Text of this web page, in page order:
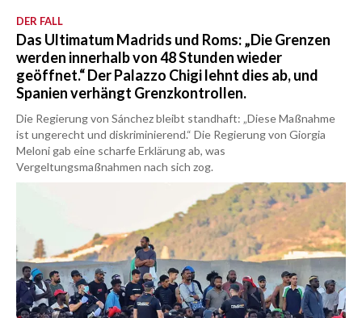
DER FALL
Das Ultimatum Madrids und Roms: „Die Grenzen
werden innerhalb von 48 Stunden wieder
geöffnet.“ Der Palazzo Chigi lehnt dies ab, und
Spanien verhängt Grenzkontrollen.
Die Regierung von Sánchez bleibt standhaft: „Diese Maßnahme
ist ungerecht und diskriminierend.“ Die Regierung von Giorgia
Meloni gab eine scharfe Erklärung ab, was
Vergeltungsmaßnahmen nach sich zog.